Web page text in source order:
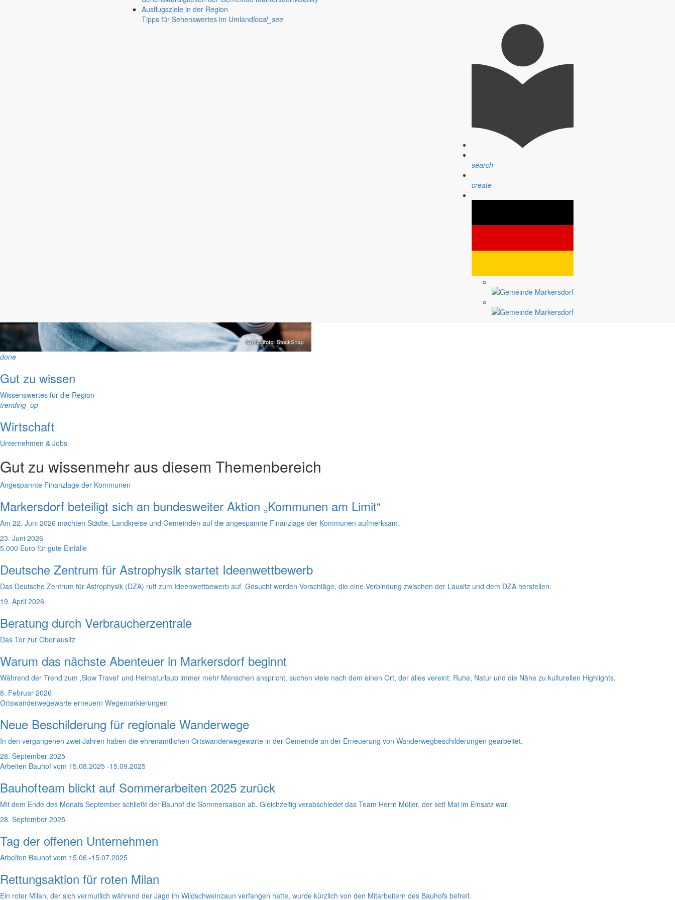
Ausflugsziele in der Region
Tipps für Sehenswertes im Umlandlocal_see
search
create
done
Gut zu wissen
Wissenswertes für die Region
trending_up
Wirtschaft
Unternehmen & Jobs
Gut zu wissenmehr aus diesem Themenbereich
Angespannte Finanzlage der Kommunen
Markersdorf beteiligt sich an bundesweiter Aktion „Kommunen am Limit“
Am 22. Juni 2026 machten Städte, Landkreise und Gemeinden auf die angespannte Finanzlage der Kommunen aufmerksam.
23. Juni 2026
5.000 Euro für gute Einfälle
Deutsche Zentrum für Astrophysik startet Ideenwettbewerb
Das Deutsche Zentrum für Astrophysik (DZA) ruft zum Ideenwettbewerb auf. Gesucht werden Vorschläge, die eine Verbindung zwischen der Lausitz und dem DZA herstellen.
19. April 2026
Beratung durch Verbraucherzentrale
Das Tor zur Oberlausitz
Warum das nächste Abenteuer in Markersdorf beginnt
Während der Trend zum ‚Slow Travel‘ und Heimaturlaub immer mehr Menschen anspricht, suchen viele nach dem einen Ort, der alles vereint: Ruhe, Natur und die Nähe zu kulturellen Highlights.
8. Februar 2026
Ortswanderwegewarte erneuern Wegemarkierungen
Neue Beschilderung für regionale Wanderwege
In den vergangenen zwei Jahren haben die ehrenamtlichen Ortswanderwegewarte in der Gemeinde an der Erneuerung von Wanderwegbeschilderungen gearbeitet.
28. September 2025
Arbeiten Bauhof vom 15.08.2025 -15.09.2025
Bauhofteam blickt auf Sommerarbeiten 2025 zurück
Mit dem Ende des Monats September schließt der Bauhof die Sommersaison ab. Gleichzeitig verabschiedet das Team Herrn Müller, der seit Mai im Einsatz war.
28. September 2025
Tag der offenen Unternehmen
Arbeiten Bauhof vom 15.06.-15.07.2025
Rettungsaktion für roten Milan
Ein roter Milan, der sich vermutlich während der Jagd im Wildschweinzaun verfangen hatte, wurde kürzlich von den Mitarbeitern des Bauhofs befreit.